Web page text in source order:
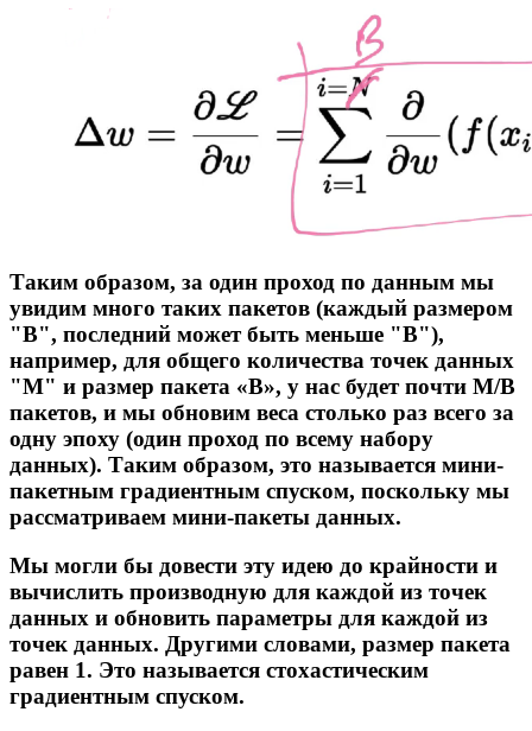
Таким образом, за один проход по данным мы
увидим много таких пакетов (каждый размером
"B", последний может быть меньше "B"),
например, для общего количества точек данных
"M" и размер пакета «B», у нас будет почти M/B
пакетов, и мы обновим веса столько раз всего за
одну эпоху (один проход по всему набору
данных). Таким образом, это называется мини-
пакетным градиентным спуском, поскольку мы
рассматриваем мини-пакеты данных.
Мы могли бы довести эту идею до крайности и
вычислить производную для каждой из точек
данных и обновить параметры для каждой из
точек данных. Другими словами, размер пакета
равен 1. Это называется стохастическим
градиентным спуском.